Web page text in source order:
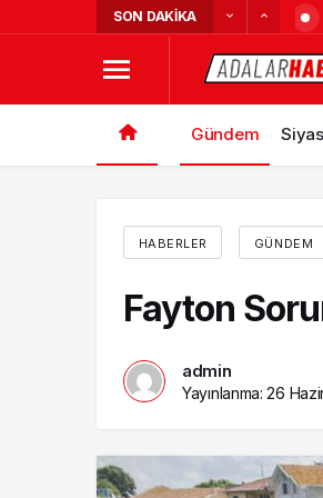
SON DAKIKA
Gündem
HABERLER GÜNDEM
Fayton
admin
Yayınlanma:26